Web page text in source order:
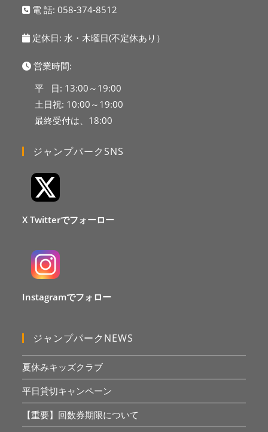
電 話:058-374-8512
定休日: 水・木曜日(不定休あり）
営業時間:
平 日: 13:00～19:00
土日祝: 10:00～19:00
最終受付は、18:00
ジャンプパークSNS
X Twitterでフォーロー
Instagramでフォロー
ジャンプパークNEWS
夏休みキッズクラブ
平日貸切キャンペーン
【重要】回数券期限について